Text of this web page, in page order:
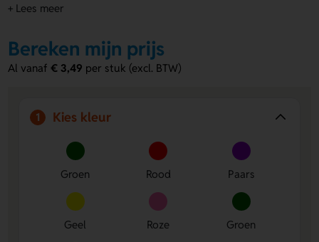
meer dan waard!
+ Lees meer
Bereken mijn prijs
Al vanaf€ 3,49 per stuk (excl. BTW)
1 Kies kleur
Groen Rood Paars
Geel Roze Groen